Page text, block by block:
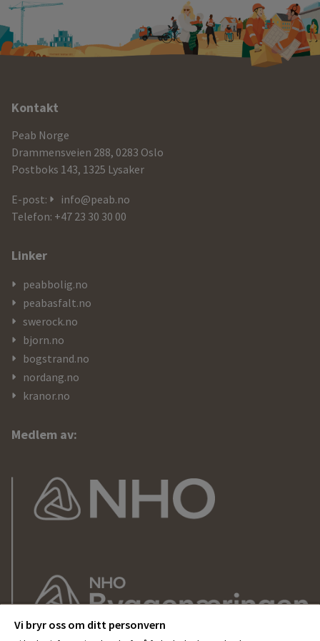
Ytterligere
informasjon
og
kontaktdetaljer
Kontakt
Peab Norge
Drammensveien 288, 0283 Oslo
Postboks 143, 1325 Lysaker
E-post:
info@peab.no
Telefon: +47 23 30 30 00
Linker
peabbolig.no
peabasfalt.no
swerock.no
bjorn.no
bogstrand.no
nordang.no
kranor.no
Medlem av:
Vi bryr oss om ditt personvern